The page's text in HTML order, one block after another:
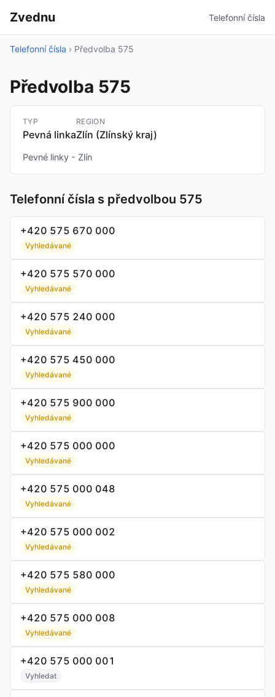
Zvednu Telefonní čísla
Telefonní čísla › Předvolba 575
Předvolba 575
TYP
Pevná linka
REGION
Zlín (Zlínský kraj)
Pevné linky - Zlín
Telefonní čísla s předvolbou 575
+420 575 670 000
Vyhledávané
+420 575 570 000
Vyhledávané
+420 575 240 000
Vyhledávané
+420 575 450 000
Vyhledávané
+420 575 900 000
Vyhledávané
+420 575 000 000
Vyhledávané
+420 575 000 048
Vyhledávané
+420 575 000 002
Vyhledávané
+420 575 580 000
Vyhledávané
+420 575 000 008
Vyhledávané
+420 575 000 001
Vyhledat